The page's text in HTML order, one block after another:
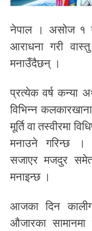
नेपाल । असोज १
आराधना गरी
मनाउँदैछन् ।
प्रत्येक वर्ष कन्या
विभिन्न
मूर्ति वा तस्वीरमा
मनाउने गरिन्छ ।
सजाएर मजदुर
मनाइन्छ ।
आजका दिन
औजारका